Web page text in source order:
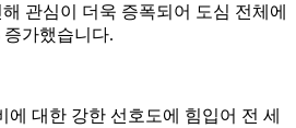
관심이 더욱 증폭되어 도심 전체에
가했습니다.
에 대한 강한 선호도에 힘입어 전 세